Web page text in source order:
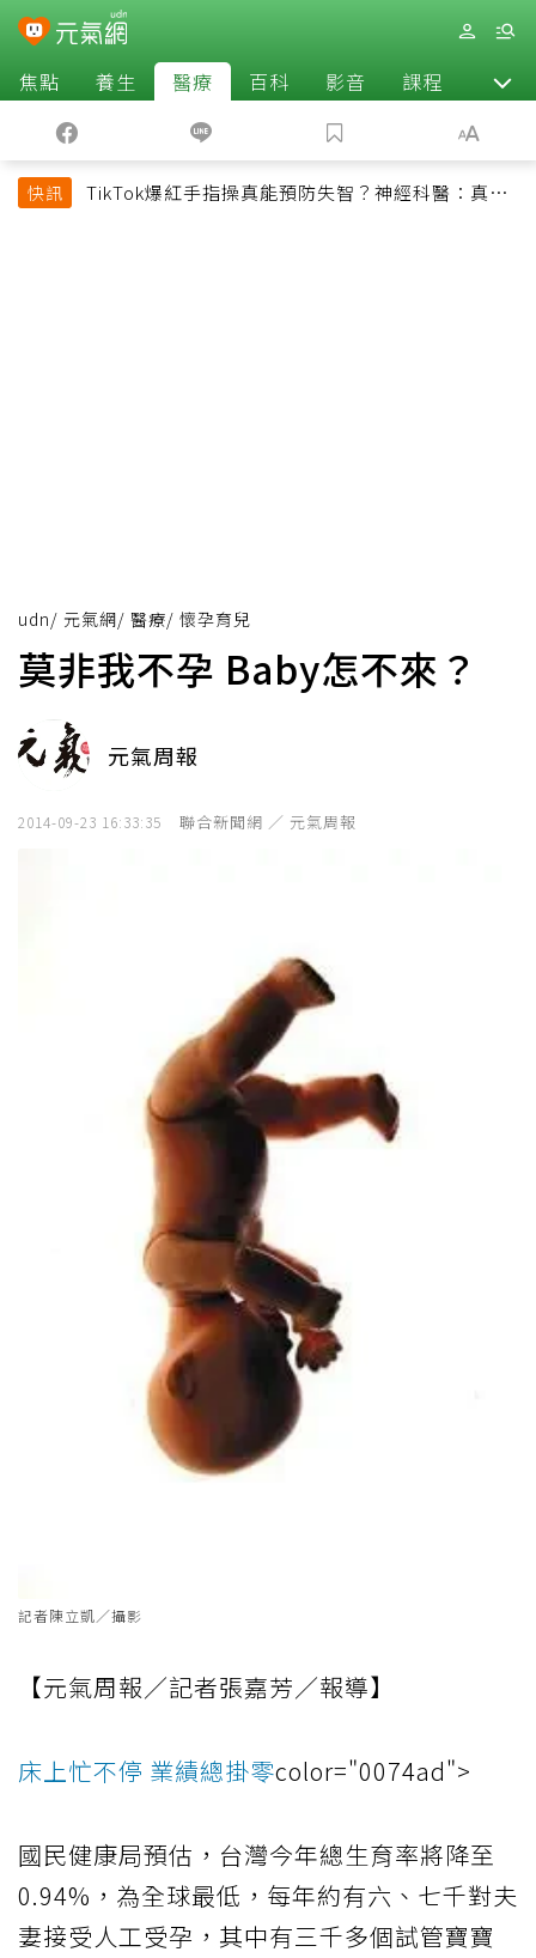
焦點 養生 醫療 百科 影音 課程 退休
快訊
TikTok爆紅手指操真能預防失智？神經科醫：真正
udn/ 元氣網/ 醫療/ 懷孕育兒
莫非我不孕 Baby怎不來？
元氣周報
2014-09-23 16:33:35 聯合新聞網 ／ 元氣周報
記者陳立凱／攝影
【元氣周報／記者張嘉芳／報導】
床上忙不停 業績總掛零color="0074ad">
國民健康局預估，台灣今年總生育率將降至
0.94%，為全球最低，每年約有六、七千對夫
妻接受人工受孕，其中有三千多個試管寶寶